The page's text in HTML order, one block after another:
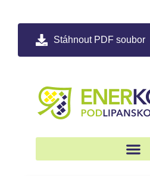
Stáhnout PDF soubor